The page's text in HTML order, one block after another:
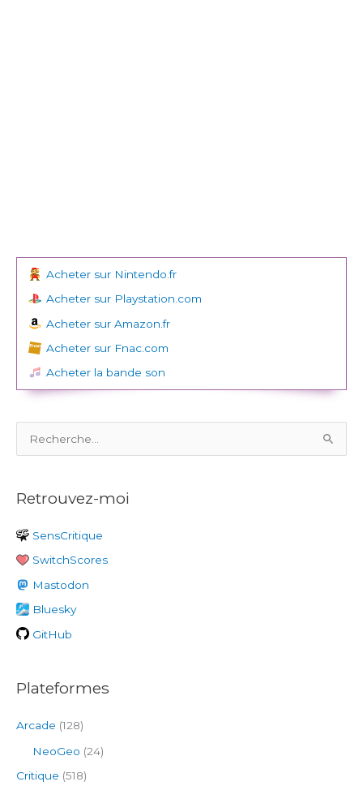
Acheter sur Nintendo.fr
Acheter sur Playstation.com
Acheter sur Amazon.fr
Acheter sur Fnac.com
Acheter la bande son
e
h
r
c
h
e
r
Retrouvez-moi
SensCritique
SwitchScores
Mastodon
Bluesky
GitHub
Plateformes
Arcade (128)
NeoGeo (24)
Critique (518)